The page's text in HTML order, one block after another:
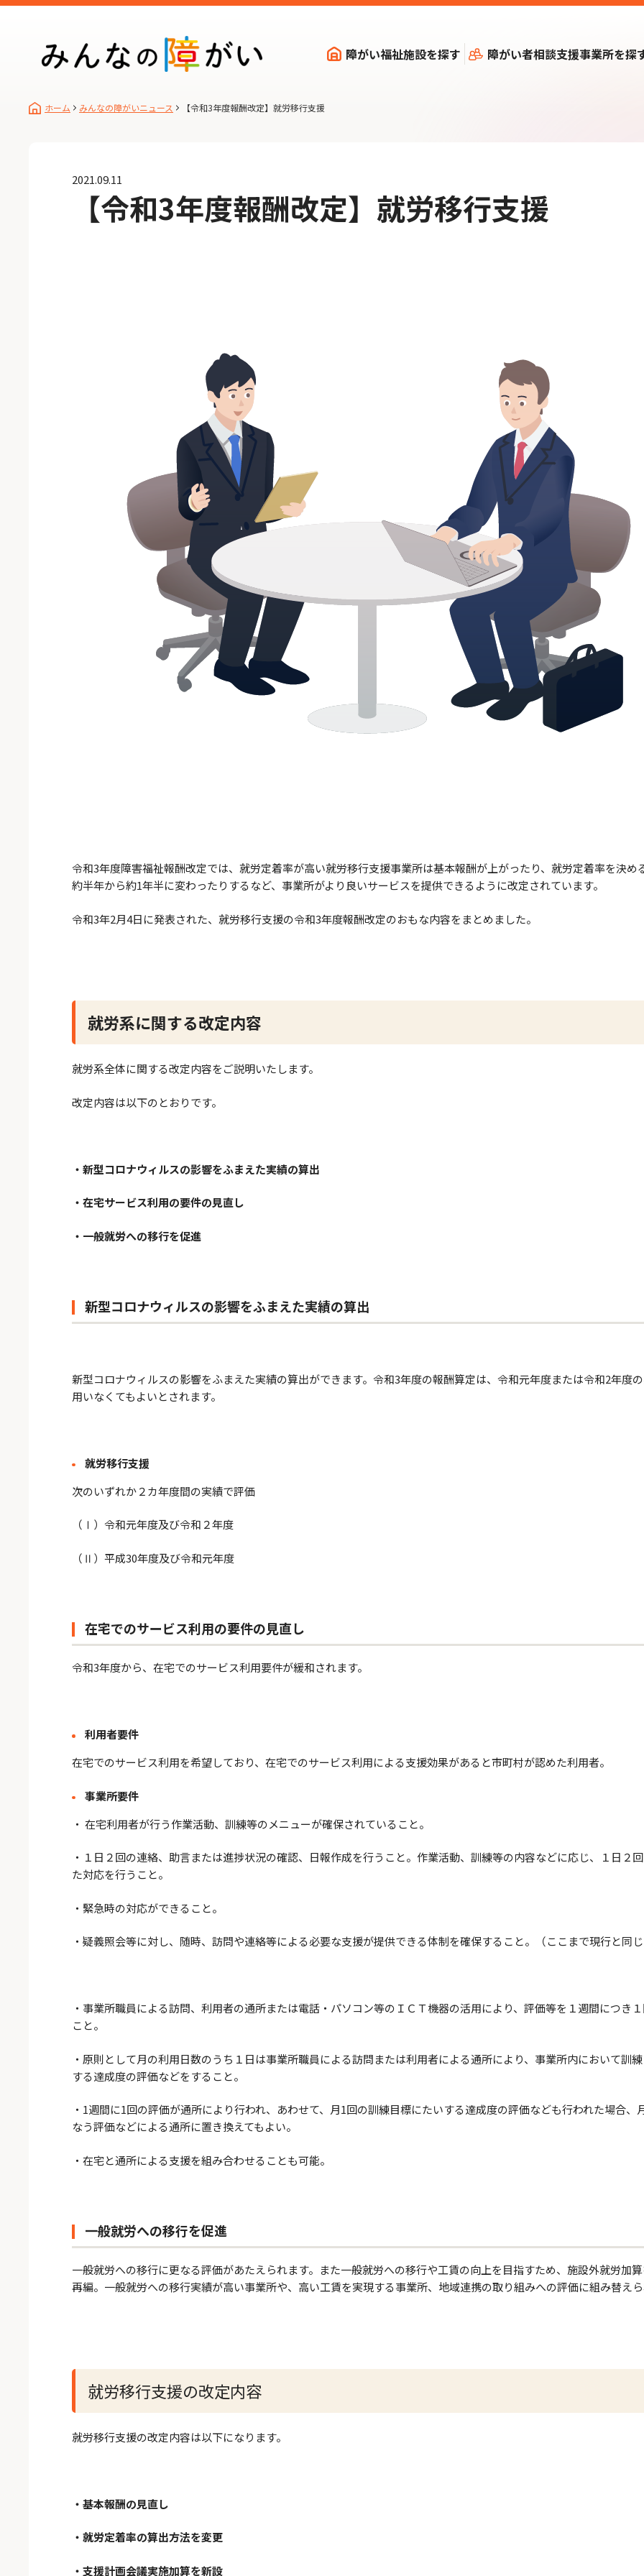
障がい福祉施設を探す 障がい者相談支援事業所を探
ホーム みんなの障がいニュース 【令和3年度報酬改定】就労移行支援
2021.09.11
【令和3年度報酬改定】就労移行支援
令和3年度障害福祉報酬改定では、就労定着率が高い就労移行支援事業所は基本報酬が上がったり、就労定着率を決め
約半年から約1年半に変わったりするなど、事業所がより良いサービスを提供できるように改定されています。
令和3年2月4日に発表された、就労移行支援の令和3年度報酬改定のおもな内容をまとめました。
就労系に関する改定内容
就労系全体に関する改定内容をご説明いたします。
改定内容は以下のとおりです。
・新型コロナウィルスの影響をふまえた実績の算出
・在宅サービス利用の要件の見直し
・一般就労への移行を促進
新型コロナウィルスの影響をふまえた実績の算出
新型コロナウィルスの影響をふまえた実績の算出ができます。 令和3年度の報酬算定は、令和元年度または令和2年度
用いなくてもよいとされます。
就労移行支援
次のいずれか２カ年度間の実績で評価
（Ⅰ）令和元年度及び令和２年度
（Ⅱ）平成30年度及び令和元年度
在宅でのサービス利用の要件の見直し
令和3年度から、在宅でのサービス利用要件が緩和されます。
利用者要件
在宅でのサービス利用を希望しており、在宅でのサービス利用による支援効果があると市町村が認めた利用者。
事業所要件
・ 在宅利用者が行う作業活動、訓練等のメニューが確保されていること。
・１日２回の連絡、助言または進捗状況の確認、日報作成を行うこと。作業活動、訓練等の内容などに応じ、１日２
た対応を行うこと。
・緊急時の対応ができること。
・疑義照会等に対し、随時、訪問や連絡等による必要な支援が提供できる体制を確保すること。（ここまで現行と同
・事業所職員による訪問、利用者の通所または電話・パソコン等のＩＣＴ機器の活用により、評価等を１週間につき
こと。
・原則として月の利用日数のうち１日は事業所職員による訪問または利用者による通所により、事業所内において訓
する達成度の評価などをすること。
・1週間に1回の評価が通所により行われ、あわせて、月1回の訓練目標にたいする達成度の評価なども行われた場合、
なう評価などによる通所に置き換えてもよい。
・在宅と通所による支援を組み合わせることも可能。
一般就労への移行を促進
一般就労への移行に更なる評価があたえられます。 また一般就労への移行や工賃の向上を目指すため、施設外就労加
再編。 一般就労への移行実績が高い事業所や、高い工賃を実現する事業所、地域連携の取り組みへの評価に組み替え
就労移行支援の改定内容
就労移行支援の改定内容は以下になります。
・基本報酬の見直し
・就労定着率の算出方法を変更
・支援計画会議実施加算を新設